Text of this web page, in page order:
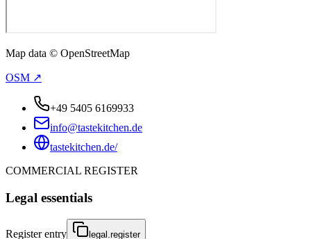
Map data © OpenStreetMap
OSM ↗
+49 5405 6169933
info@tastekitchen.de
tastekitchen.de/
COMMERCIAL REGISTER
Legal essentials
Register entry legal.register